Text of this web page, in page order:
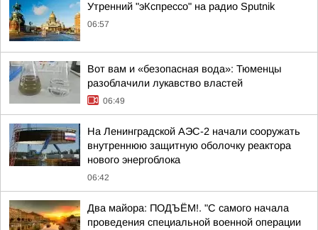
Утренний "эКспрессо" на радио Sputnik
06:57
Вот вам и «безопасная вода»: Тюменцы
разоблачили лукавство властей
06:49
На Ленинградской АЭС-2 начали сооружать
внутреннюю защитную оболочку реактора
нового энергоблока
06:42
Два майора: ПОДЪЁМ!. "С самого начала
проведения специальной военной операции